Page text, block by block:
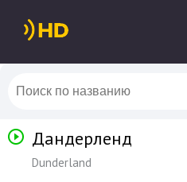
Дандерленд
Dunderland